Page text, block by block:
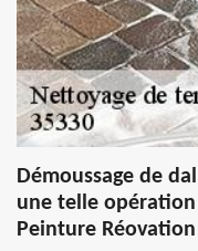
Démoussage de
une telle opération
Peinture Réovation